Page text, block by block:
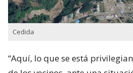
Cedida
“Aquí, lo que se está